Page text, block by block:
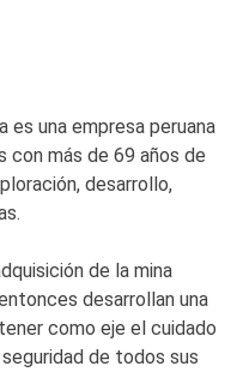
es una empresa peruana
más de 69 años de
desarrollo,
de la mina
desarrollan una
como eje el cuidado
de todos sus